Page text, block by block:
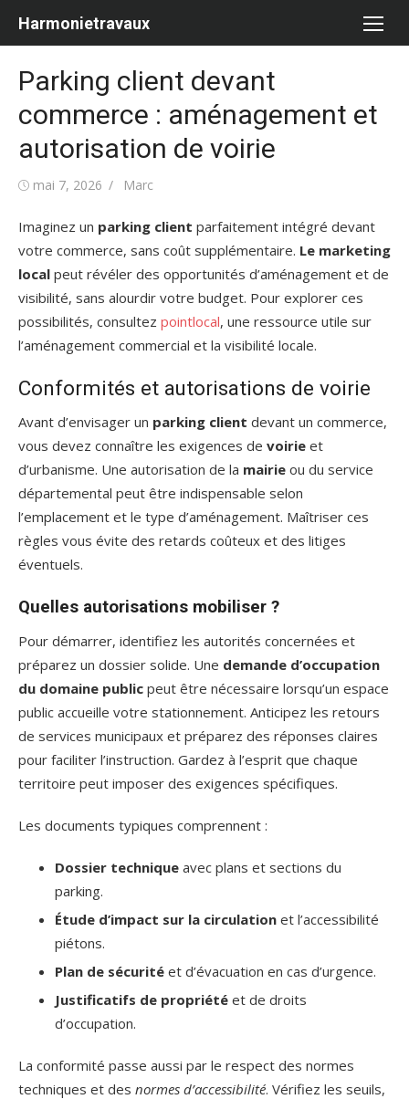
Harmonietravaux
Parking client devant
commerce : aménagement et
autorisation de voirie
Publiémai 7, 2026 Auteur/autrice
Marc
Imaginez un parking client parfaitement intégré devant
votre commerce, sans coût supplémentaire. Le marketing
local peut révéler des opportunités d’aménagement et de
visibilité, sans alourdir votre budget. Pour explorer ces
possibilités, consultez pointlocal, une ressource utile sur
l’aménagement commercial et la visibilité locale.
Conformités et autorisations de voirie
Avant d’envisager un parking client devant un commerce,
vous devez connaître les exigences de voirie et
d’urbanisme. Une autorisation de la mairie ou du service
départemental peut être indispensable selon
l’emplacement et le type d’aménagement. Maîtriser ces
règles vous évite des retards coûteux et des litiges
éventuels.
Quelles autorisations mobiliser ?
Pour démarrer, identifiez les autorités concernées et
préparez un dossier solide. Une demande d’occupation
du domaine public peut être nécessaire lorsqu’un espace
public accueille votre stationnement. Anticipez les retours
de services municipaux et préparez des réponses claires
pour faciliter l’instruction. Gardez à l’esprit que chaque
territoire peut imposer des exigences spécifiques.
Les documents typiques comprennent :
Dossier technique avec plans et sections du
parking.
Étude d’impact sur la circulation et l’accessibilité
piétons.
Plan de sécurité et d’évacuation en cas d’urgence.
Justificatifs de propriété et de droits
d’occupation.
La conformité passe aussi par le respect des normes
techniques et des normes d’accessibilité. Vérifiez les seuils,